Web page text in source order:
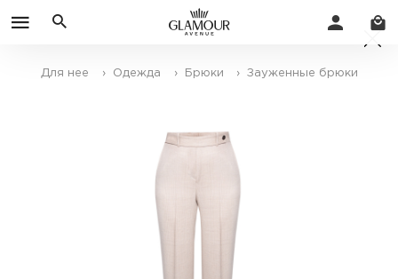
Для нее › Одежда › Брюки › Зауженные брюки